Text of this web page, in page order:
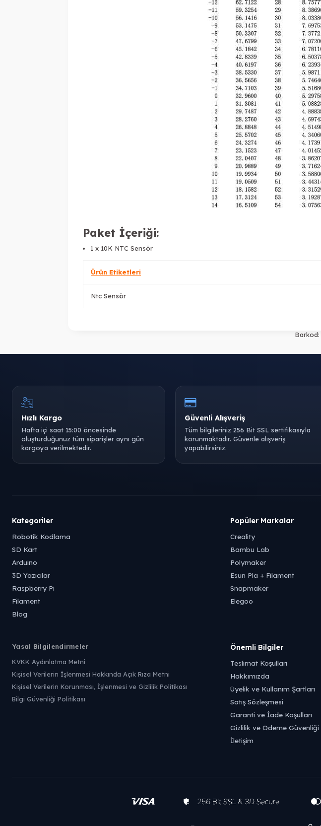
Paket İçeriği:
1 x 10K NTC Sensör
Ürün Etiketleri
Ntc Sensör
Barkod:
Hızlı Kargo
Hafta içi saat 15:00 öncesinde
oluşturduğunuz tüm siparişler aynı gün
kargoya verilmektedir.
Güvenli Alışveriş
Tüm bilgileriniz 256 Bit SSL sertifikasıyla
korunmaktadır. Güvenle alışveriş
yapabilirsiniz.
Kategoriler
Robotik Kodlama
SD Kart
Arduino
3D Yazıcılar
Raspberry Pi
Filament
Blog
Popüler Markalar
Creality
Bambu Lab
Polymaker
Esun Pla + Filament
Snapmaker
Elegoo
Yasal Bilgilendirmeler
KVKK Aydınlatma Metni
Kişisel Verilerin İşlenmesi Hakkında Açık Rıza Metni
Kişisel Verilerin Korunması, İşlenmesi ve Gizlilik Politikası
Bilgi Güvenliği Politikası
Önemli Bilgiler
Teslimat Koşulları
Hakkımızda
Üyelik ve Kullanım Şartları
Satış Sözleşmesi
Garanti ve İade Koşulları
Gizlilik ve Ödeme Güvenliği
İletişim